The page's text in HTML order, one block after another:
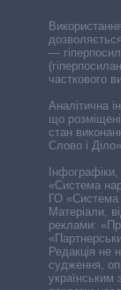
—
часткового
Аналітична
що
стан
Слово і
«Система
ГО «Система
Матеріали,
реклами:
Редакція не
судження,
українським